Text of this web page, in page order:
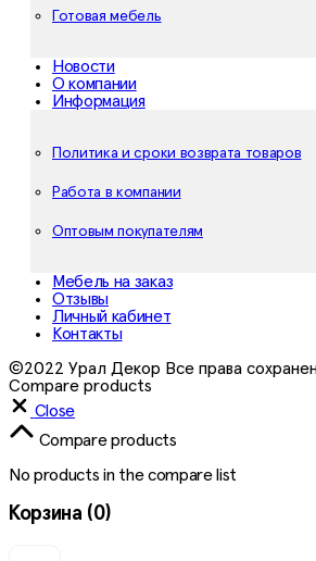
Готовая мебель
Новости
О компании
Информация
Политика и сроки возврата товаров
Работа в компании
Оптовым покупателям
Мебель на заказ
Отзывы
Личный кабинет
Контакты
©2022 Урал Декор Все права
Compare products
Close
Compare products
No products in the compare list
Корзина (0)